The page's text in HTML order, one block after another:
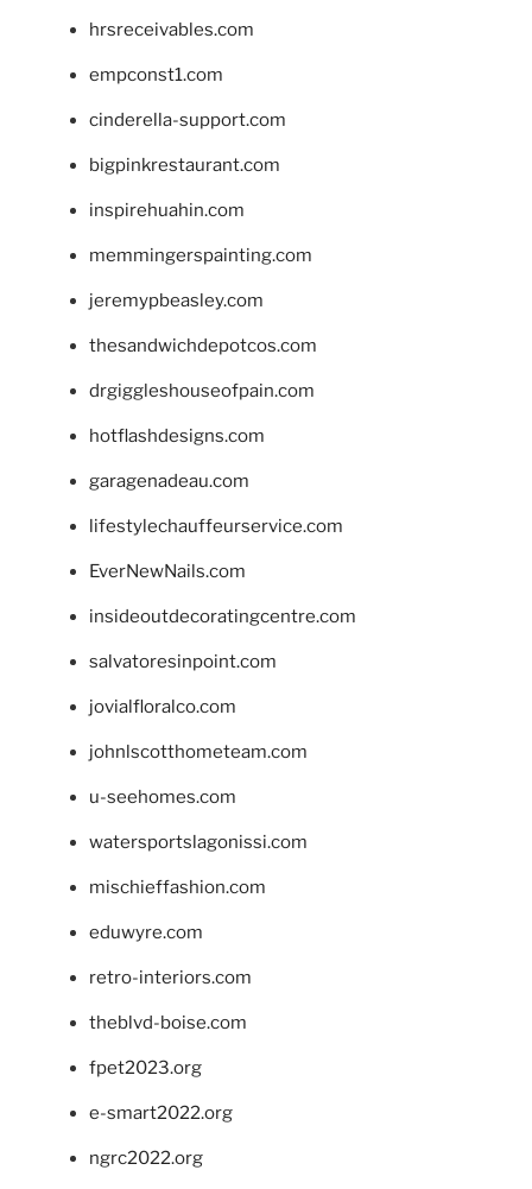
hrsreceivables.com
empconst1.com
cinderella-support.com
bigpinkrestaurant.com
inspirehuahin.com
memmingerspainting.com
jeremypbeasley.com
thesandwichdepotcos.com
drgiggleshouseofpain.com
hotflashdesigns.com
garagenadeau.com
lifestylechauffeurservice.com
EverNewNails.com
insideoutdecoratingcentre.com
salvatoresinpoint.com
jovialfloralco.com
johnlscotthometeam.com
u-seehomes.com
watersportslagonissi.com
mischieffashion.com
eduwyre.com
retro-interiors.com
theblvd-boise.com
fpet2023.org
e-smart2022.org
ngrc2022.org